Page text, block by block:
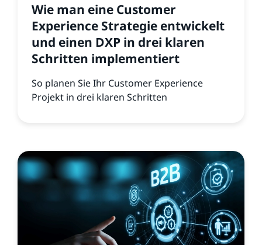
Wie man eine Customer
Experience Strategie entwickelt
und einen DXP in drei klaren
Schritten implementiert
So planen Sie Ihr Customer Experience
Projekt in drei klaren Schritten